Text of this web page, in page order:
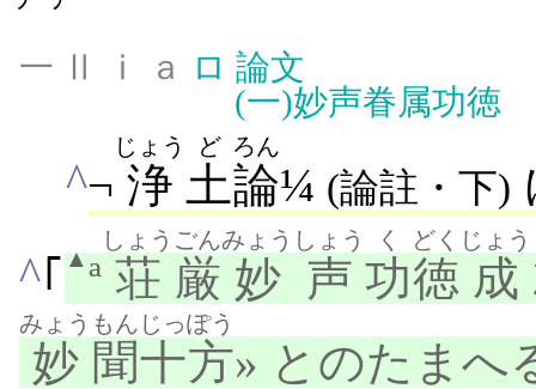
一 Ⅱ ⅰ ａ ロ 論文
(一)妙声眷属功徳
^¬ 浄
じょう
土
ど
論
ろん
¼ (論註 ・下)
^｢ ▲ª 荘
しょう
厳
ごん
妙声
みょうしょう
功
く
徳
どく
成
じょう
妙
みょう
聞
もん
十方
じっぽう
» とのたまへ